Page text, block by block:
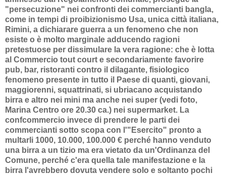
"persecuzione" nei confronti dei commercianti bangla,
come in tempi di proibizionismo Usa, unica città italiana,
Rimini, a dichiarare guerra a un fenomeno che non
esiste o è molto marginale adducendo ragioni
pretestuose per dissimulare la vera ragione: che è lotta
al Commercio tout court e secondariamente favorire
pub, bar, ristoranti contro il dilagante, fisiologico
fenomeno presente in tutto il Paese di quanti, giovani,
maggiorenni, squattrinati, si ubriacano acquistando
birra e altro nei mini ma anche nei super (vedi foto,
Marina Centro ore 20.30 ca.) nei supermarket. La
confcommercio invece di prendere le parti dei
commercianti sotto scopa con l'"Esercito" pronto a
multarli 1000, 10.000, 100.000 € perché hanno venduto
una birra a un tizio ma era vietato da un'Ordinanza del
Comune, perché c'era quella tale manifestazione e la
birra l'avrebbero dovuta vendere solo e soltanto pochi